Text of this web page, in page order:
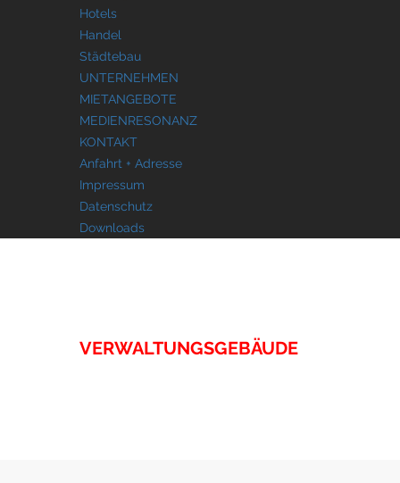
Hotels
Handel
Städtebau
UNTERNEHMEN
MIETANGEBOTE
MEDIENRESONANZ
KONTAKT
Anfahrt + Adresse
Impressum
Datenschutz
Downloads
VERWALTUNGSGEBÄUDE